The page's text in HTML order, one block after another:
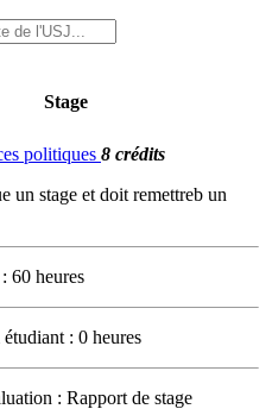
Stage
politiques 8 crédits
un stage et doit remettreb un
60 heures
: 0 heures
: Rapport de stage